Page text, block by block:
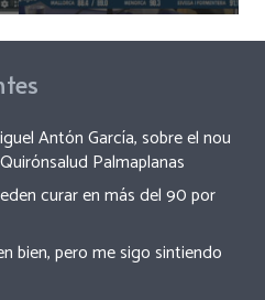
Antón García, sobre el nou
Palmaplanas
curar en más del 90 por
bien, pero me sigo sintiendo